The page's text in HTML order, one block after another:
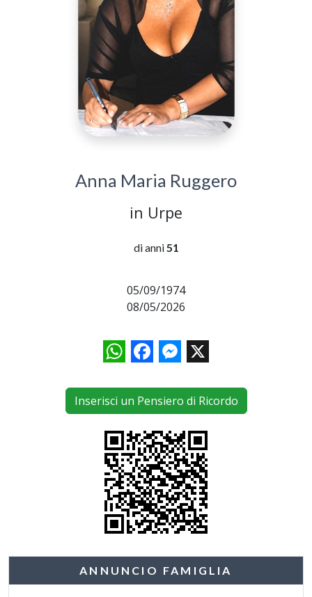
Anna Maria Ruggero
in Urpe
di anni51
05/09/1974
08/05/2026
WhatsAppFacebookMessenger
X
Inserisci un Pensiero di Ricordo
ANNUNCIO FAMIGLIA